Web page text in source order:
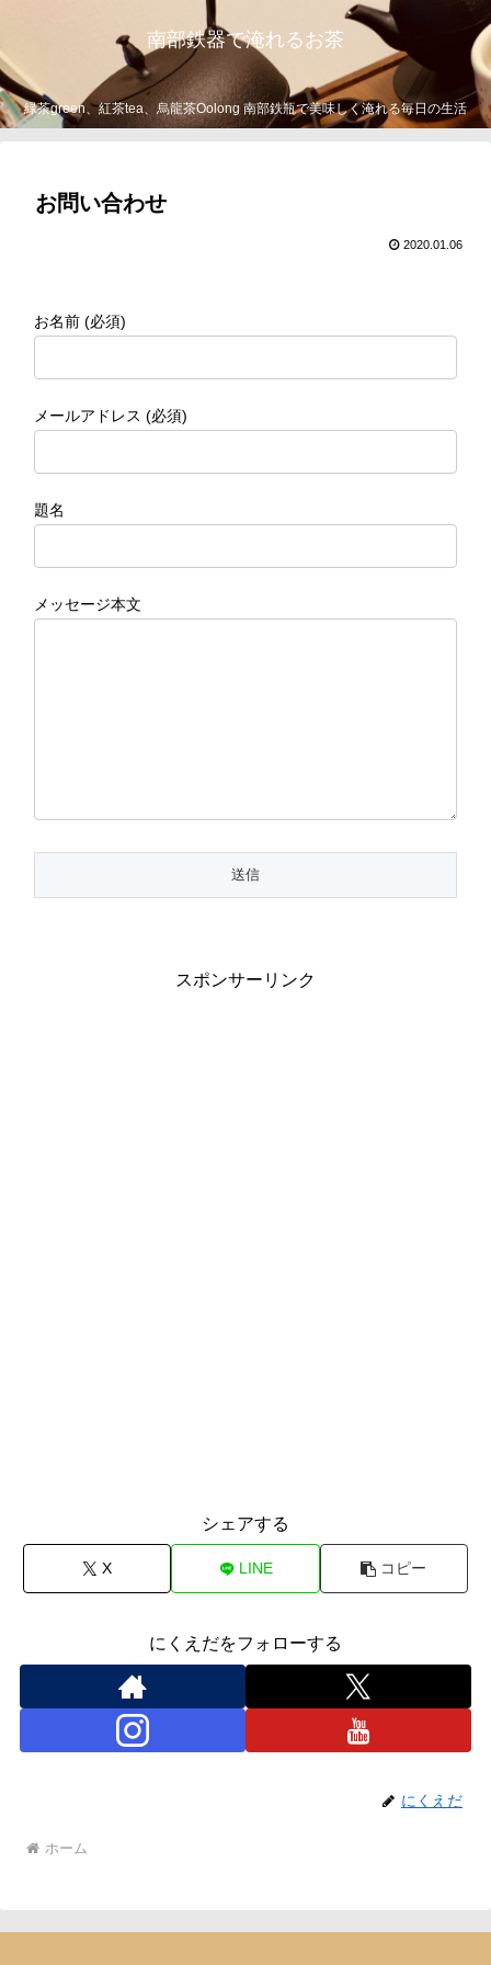
南部鉄器で淹れるお茶
緑茶green、紅茶tea、烏龍茶Oolong 南部鉄瓶で美味しく淹れる毎日の生活
お問い合わせ
2020.01.06
お名前 (必須)
メールアドレス (必須)
題名
メッセージ本文
スポンサーリンク
シェアする
X LINE コピー
にくえだをフォローする
にくえだ
ホーム